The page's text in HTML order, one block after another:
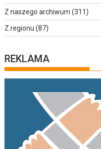
Z naszego archiwum (311)
Z regionu (87)
REKLAMA